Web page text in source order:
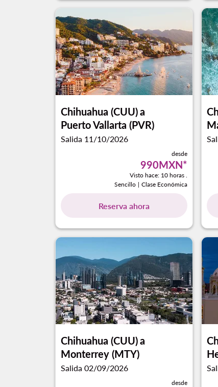
Chihuahua (CUU)a
Puerto Vallarta (PVR)
Salida 11/10/2026
desde
990MXN*
Visto hace: 10 horas .
Sencillo | Clase Económica
Reserva ahora
Chihuahua (CUU)a
Monterrey (MTY)
Salida 02/09/2026
desde